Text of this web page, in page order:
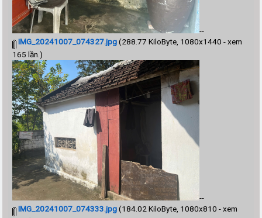
--
IMG_20241007_074327.jpg(288.77 KiloByte, 1080x1440 - xem
165 lần.)
--
IMG_20241007_074333.jpg(184.02 KiloByte, 1080x810 - xem